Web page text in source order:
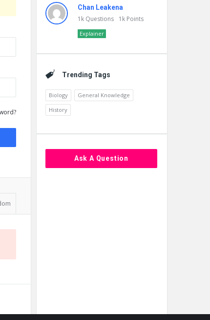
Chan Leakena
1k Questions 1k Points
Explainer
Trending Tags
Biology
General Knowledge
History
Ask A Question